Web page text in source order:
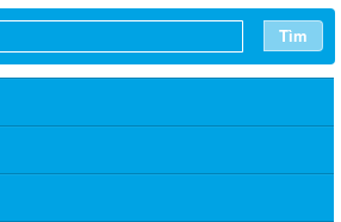
Tìm